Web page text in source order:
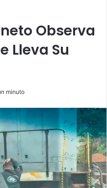
Observa
Lleva Su
minuto